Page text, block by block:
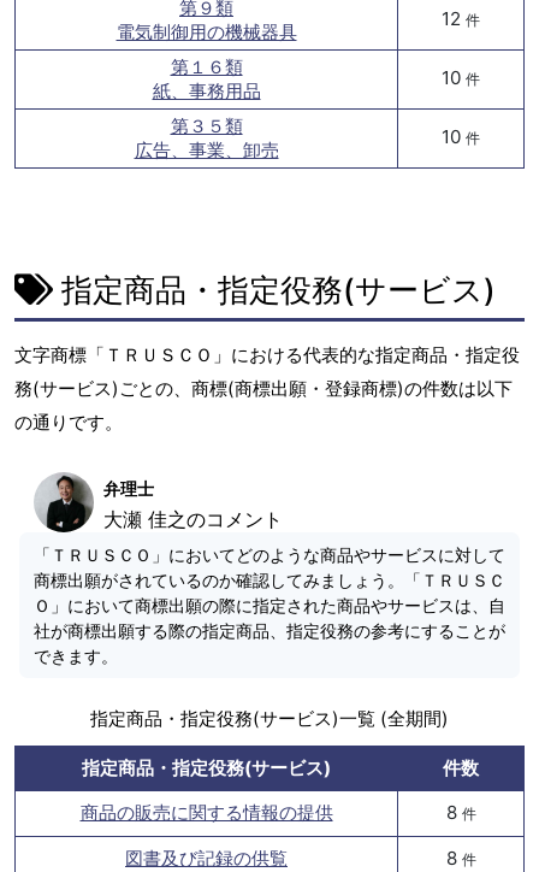
第９類
電気制御用の機械器具
12 件
第１６類
紙、事務用品
10 件
第３５類
広告、事業、卸売
10 件
指定商品・指定役務(サービス)
文字商標「ＴＲＵＳＣＯ」における代表的な指定商品・指定役
務(サービス)ごとの、商標(商標出願・登録商標)の件数は以下
の通りです。
弁理士
大瀬 佳之のコメント
「ＴＲＵＳＣＯ」においてどのような商品やサービスに対して
商標出願がされているのか確認してみましょう。「ＴＲＵＳＣ
Ｏ」において商標出願の際に指定された商品やサービスは、自
社が商標出願する際の指定商品、指定役務の参考にすることが
できます。
指定商品・指定役務(サービス)一覧 (全期間)
指定商品・指定役務(サービス)
件数
商品の販売に関する情報の提供
8 件
図書及び記録の供覧 8 件